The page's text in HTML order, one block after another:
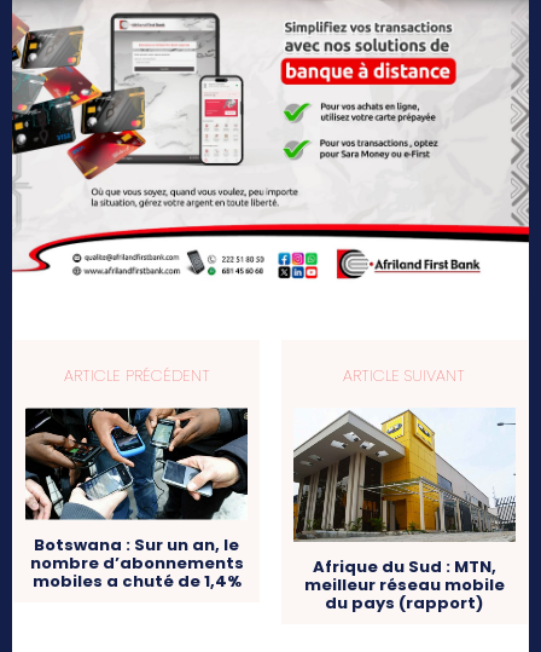
ARTICLE PRÉCÉDENT
Botswana : Sur un an, le
nombre d’abonnements
mobiles a chuté de 1,4%
ARTICLE SUIVANT
Afrique du Sud : MTN,
meilleur réseau mobile
du pays (rapport)